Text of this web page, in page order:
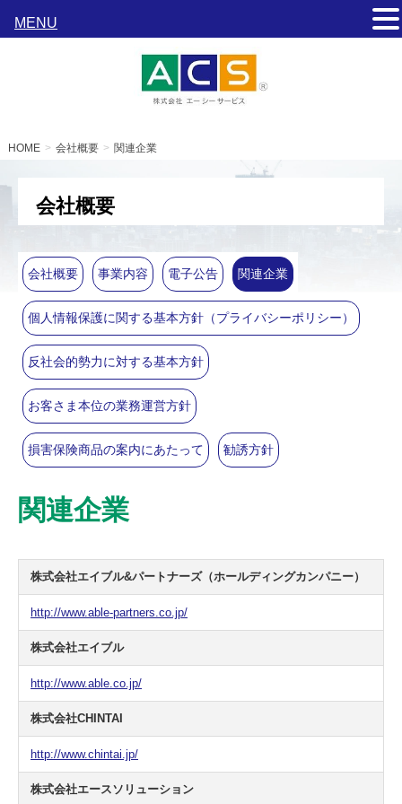
HOME 会社概要 関連企業
会社概要
会社概要 事業内容 電子公告 関連企業
個人情報保護に関する基本方針（プライバシーポリシー）
反社会的勢力に対する基本方針
お客さま本位の業務運営方針
損害保険商品の案内にあたって 勧誘方針
関連企業
株式会社エイブル&パートナーズ（ホールディングカンパニー）
http://www.able-partners.co.jp/
株式会社エイブル
http://www.able.co.jp/
株式会社CHINTAI
http://www.chintai.jp/
株式会社エースソリューション
MENU